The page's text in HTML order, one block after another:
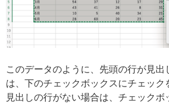
このデータのように、先頭の行が見出
は、下のチェックボックスにチェック
見出しの行がない場合は、チェックボ